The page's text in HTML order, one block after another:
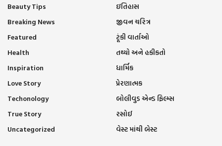
Beauty Tips
Breaking News
Featured
Health
Inspiration
Love Story
Techonology
True Story
Uncategorized
ઇતિહાસ
જીવન ચરિત્ર
ટૂંકી વાર્તાઓ
તથ્યો અને હકીકતો
ધાર્મિક
પ્રેરણાત્મક
બોલીવુડ એન્ડ ફિલ્મ્સ
રસોઈ
વેસ્ટ માંથી બેસ્ટ